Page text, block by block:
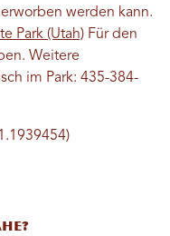
werden kann.
Park (Utah) Für den
Weitere
im Park: 435-384-